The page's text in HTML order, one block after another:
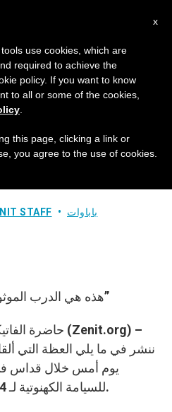
عظة البابا
STAFF باباوات
“هذه هي الدرب الموثوقة لإيجاد الفرح الحقيقي”
ننشر في ما يلي العظة التي
يوم أمس خلال قداس
للسيامة الكهنوتية لـ 14 شماساً في أبرشية روما.
x
use cookies, which are
required to achieve the
policy. If you want to know
to all or some of the cookies,
this page, clicking a link or
you agree to the use of cookies.